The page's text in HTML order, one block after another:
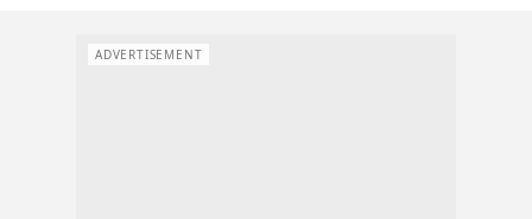
ADVERTISEMENT